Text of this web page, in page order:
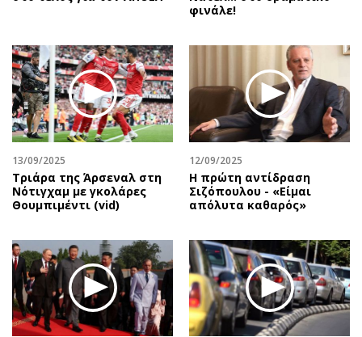
φινάλε!
13/09/2025
Τριάρα της Άρσεναλ στη
Νότιγχαμ με γκολάρες
Θουμπιμέντι (vid)
12/09/2025
Η πρώτη αντίδραση
Σιζόπουλoυ - «Είμαι
απόλυτα καθαρός»